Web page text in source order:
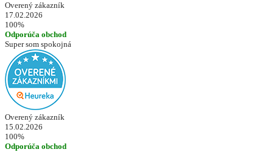
Overený zákazník
17.02.2026
100%
Odporúča obchod
Super som spokojná
Overený zákazník
15.02.2026
100%
Odporúča obchod